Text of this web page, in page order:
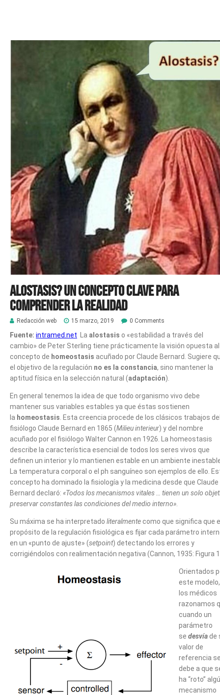
Alostasis? Un concepto clave para
comprender la realidad
Redacción web 15 marzo, 2019 0 Comments
Fuente: intramed.net La alostasis o «estabilidad a través del
cambio» de Peter Sterling tiene prácticamente la visión opuesta al
concepto de homeostasis acuñado por Claude Bernard. Sugiere
el objetivo de la regulación no es la constancia, sino mantener la
aptitud física en la selección natural (adaptación).
En general tenemos la idea de que todo organismo vivo debe
mantener sus variables estables ya que éstas sostienen
la homeostasis . Esta creencia procede de los clásicos trabajos
fisiólogo Claude Bernard en 1865 (Milieu interieur) y del nombre
acuñado por el fisiólogo Walter Cannon en 1926. La homeostasis
describe la característica esencial de todos los seres vivos que
definen un interior y lo mantienen estable en un ambiente
La temperatura corporal o el ph sanguíneo son ejemplos de ello.
concepto ha dominado la fisiología y la medicina desde que Claude
Bernard declaró: «Todos los mecanismos vitales … tienen un solo
preservar constantes las condiciones del medio interno»
Su máxima se ha interpretado literalmente como que significa que
propósito de la regulación fisiológica es fijar cada parámetro
en un «punto de ajuste» (setpoint) detectando los errores y
corrigiéndolos con realimentación negativa (Cannon, 1935: Figura
Orientados
este modelo,
los médicos
razonamos
cuando un
parámetro
se desvía de
valor de
referencia
debe a que
ha “roto”
mecanismo